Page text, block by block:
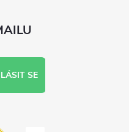
SE